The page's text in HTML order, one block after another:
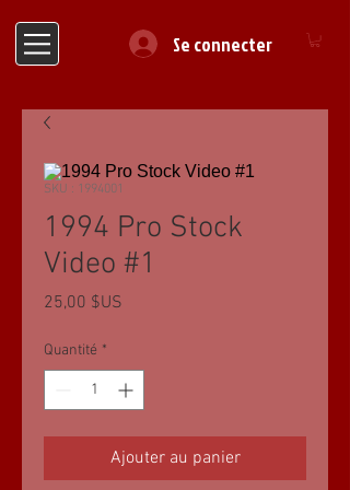
Se connecter
SKU : 1994001
1994 Pro Stock
Video #1
25,00 $US
Quantité *
Ajouter au panier